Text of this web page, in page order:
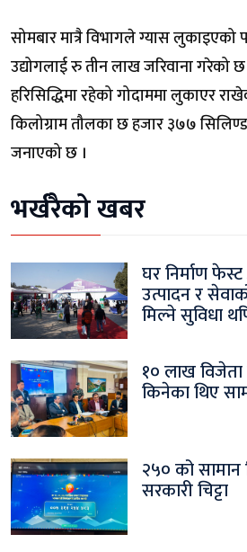
सोमबार मात्रै विभागले ग्यास लुकाइएको
उद्योगलाई रु तीन लाख जरिवाना गरेको
हरिसिद्धिमा रहेको गोदाममा लुकाएर
किलोग्राम तौलका छ हजार ३७७
जनाएको छ ।
भर्खरैको खबर
घर निर्माण
उत्पादन र
मिल्ने सुविधा
१० लाख
किनेका थिए
२५० को
सरकारी चिट्टा